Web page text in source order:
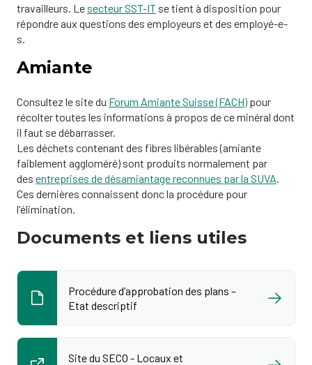
travailleurs. Le secteur SST-IT se tient à disposition pour
répondre aux questions des employeurs et des employé-e-
s.
Amiante
Consultez le site du Forum Amiante Suisse (FACH)​ pour
récolter toutes les informations à propos de ce minéral dont
il faut se débarrasser.
Les déchets contenant des fibres libérables (amiante
faiblement aggloméré) sont produits normalement par
des entreprises de désamiantage reconnues par la SUVA.
Ces dernières connaissent donc la procédure pour
l'élimination.
Documents et liens utiles
Procédure d’approbation des plans –
Etat descriptif
Site du SECO - Locaux et